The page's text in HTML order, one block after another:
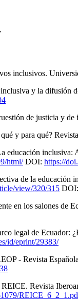
inclusivos.
y la difusión
de justicia y
y para qué?
inclusiva:
html/DOI: https://
de la educación
view/320/315 DOI:
en los salones de
legal de Ecuador:
id/eprint/29383/
- Revista
Revista